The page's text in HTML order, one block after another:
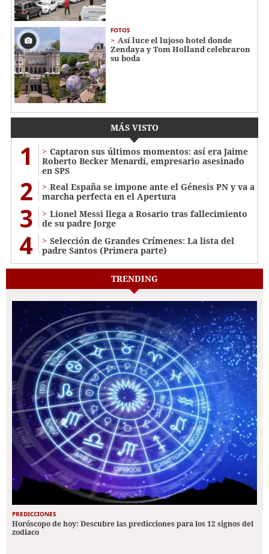
FOTOS
Así luce el lujoso hotel donde
Zendaya y Tom Holland celebraron
su boda
MÁS VISTO
1
Captaron sus últimos momentos: así era Jaime
Roberto Becker Menardi​​​, empresario asesinado
en SPS
2
Real España se impone ante el Génesis PN y va a
marcha perfecta en el Apertura
3
Lionel Messi llega a Rosario tras fallecimiento
de su padre Jorge
4
Selección de Grandes Crímenes: La lista del
padre Santos (Primera parte)
TRENDING
PREDICCIONES
Horóscopo de hoy: Descubre las predicciones para los 12 signos del
zodiaco